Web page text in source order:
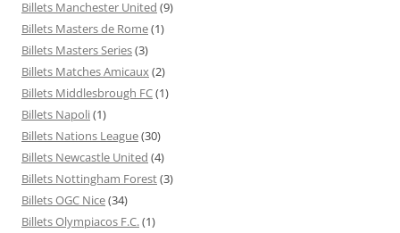
Billets Manchester United (9)
Billets Masters de Rome(1)
Billets Masters Series(3)
Billets Matches Amicaux(2)
Billets Middlesbrough FC(1)
Billets Napoli(1)
Billets Nations League(30)
Billets Newcastle United (4)
Billets Nottingham Forest(3)
Billets OGC Nice(34)
Billets Olympiacos F.C.(1)